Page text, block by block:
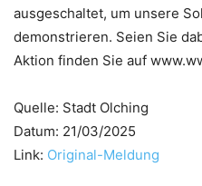
ausgeschaltet, um unsere
demonstrieren. Seien Sie
Aktion finden Sie auf
Quelle: Stadt Olching
Datum: 21/03/2025
Link: Original-Meldung